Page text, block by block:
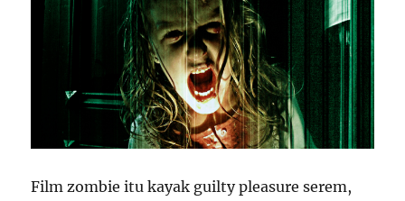
Film zombie itu kayak guilty pleasure serem,